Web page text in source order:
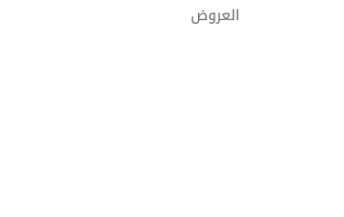
العروض